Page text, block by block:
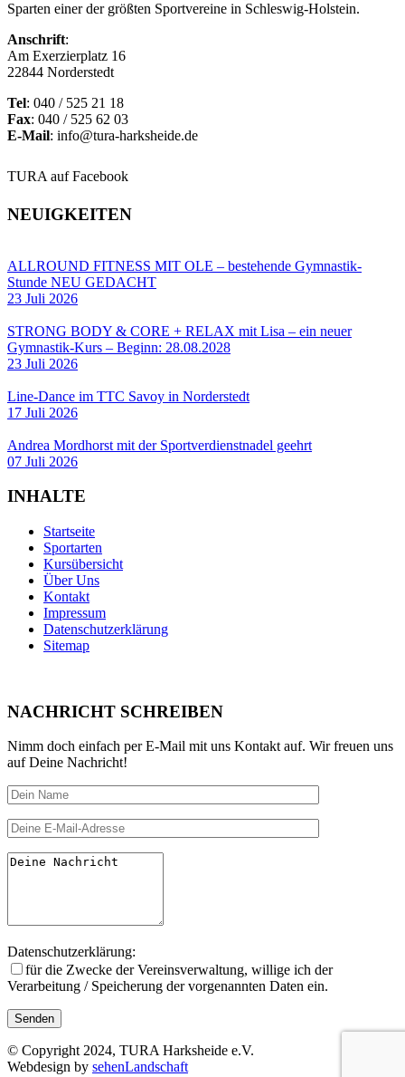
Sparten einer der größten Sportvereine in Schleswig-Holstein.
Anschrift:
Am Exerzierplatz 16
22844 Norderstedt
Tel: 040 / 525 21 18
Fax: 040 / 525 62 03
E-Mail: info@tura-harksheide.de
TURA auf Facebook
NEUIGKEITEN
ALLROUND FITNESS MIT OLE – bestehende Gymnastik-
Stunde NEU GEDACHT
23 Juli 2026
STRONG BODY & CORE + RELAX mit Lisa – ein neuer
Gymnastik-Kurs – Beginn: 28.08.2028
23 Juli 2026
Line-Dance im TTC Savoy in Norderstedt
17 Juli 2026
Andrea Mordhorst mit der Sportverdienstnadel geehrt
07 Juli 2026
INHALTE
Startseite
Sportarten
Kursübersicht
Über Uns
Kontakt
Impressum
Datenschutzerklärung
Sitemap
NACHRICHT SCHREIBEN
Nimm doch einfach per E-Mail mit uns Kontakt auf. Wir freuen uns
auf Deine Nachricht!
Datenschutzerklärung:
für die Zwecke der Vereinsverwal­tung, willige ich der
Verarbeitung / Speicherung der vorgenannten Daten ein.
© Copyright 2024, TURA Harksheide e.V.
Webdesign by sehenLandschaft